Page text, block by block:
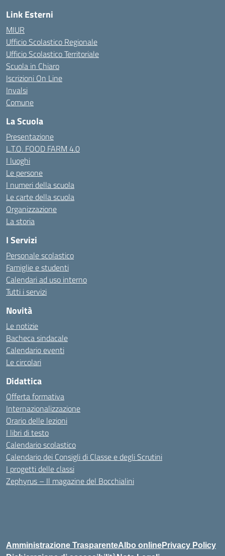
Link Esterni
MIUR
Ufficio Scolastico Regionale
Ufficio Scolastico Territoriale
Scuola in Chiaro
Iscrizioni On Line
Invalsi
Comune
La Scuola
Presentazione
L.T.O. FOOD FARM 4.0
I luoghi
Le persone
I numeri della scuola
Le carte della scuola
Organizzazione
La storia
I Servizi
Personale scolastico
Famiglie e studenti
Calendari ad uso interno
Tutti i servizi
Novità
Le notizie
Bacheca sindacale
Calendario eventi
Le circolari
Didattica
Offerta formativa
Internazionalizzazione
Orario delle lezioni
I libri di testo
Calendario scolastico
Calendario dei Consigli di Classe e degli Scrutini
I progetti delle classi
Zephyrus – Il magazine del Bocchialini
Amministrazione TrasparenteAlbo onlinePrivacy Policy